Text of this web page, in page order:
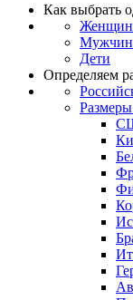
Как выбрать
Дети
Определяем